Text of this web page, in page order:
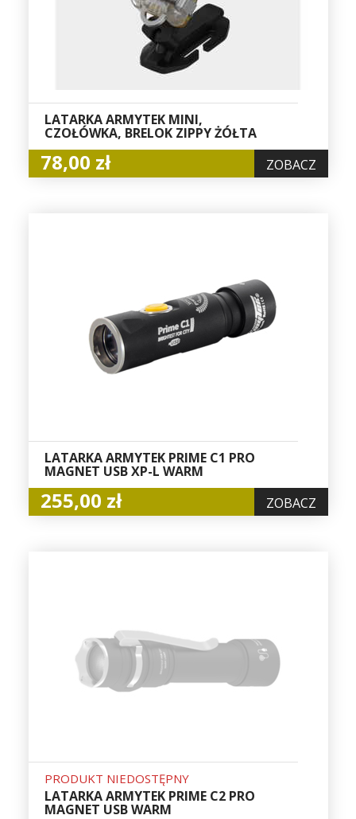
LATARKA ARMYTEK MINI,
CZOŁÓWKA, BRELOK ZIPPY ŻÓŁTA
78,00 zł ZOBACZ
LATARKA ARMYTEK PRIME C1 PRO
MAGNET USB XP-L WARM
255,00 zł ZOBACZ
PRODUKT NIEDOSTĘPNY
LATARKA ARMYTEK PRIME C2 PRO
MAGNET USB WARM